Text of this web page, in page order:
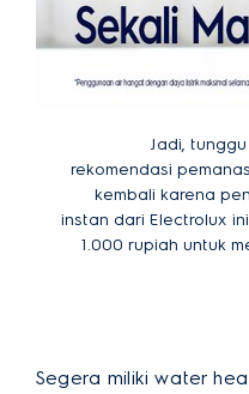
Jadi,
rekomendasi
kembali karena
instan dari Electrolux
1.000 rupiah untuk
Segera miliki water